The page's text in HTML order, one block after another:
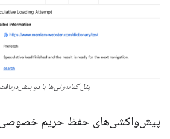
پنل گمانه‌زنی‌ها با دو
پیش‌واکشی‌های حفظ حریم